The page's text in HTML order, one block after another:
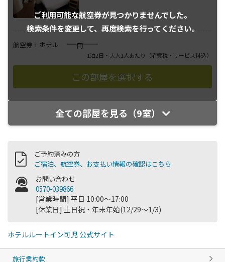
ご利用可能な航空券が見つかりませんでした。
検索条件を変更して、 再度検索を行ってください。
航空券 + ホテル ――――円
1泊2日・大人1人あたり （消費税・サービス料込）
全ての部屋を見る（9室）
ご予約済みの方
ご宿泊、航空券、お支払い情報の確認はこちら
お問い合わせ
0570-039866
[営業時間] 平日 10:00～17:00
[休業日] 土日祝・年末年始(12/29～1/3)
ホテルルートイン可児 公式サイト
旅行業約款